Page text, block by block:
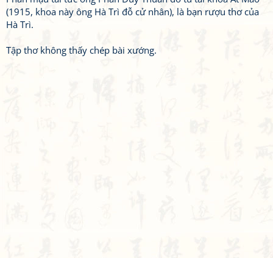
(1915, khoa này ông Hà Trì đỗ cử nhân), là bạn rượu thơ của
Hà Trì.
Tập thơ không thấy chép bài xướng.